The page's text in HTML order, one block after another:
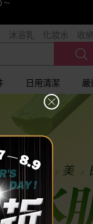
超划算
沐浴乳 化妝水 收
日用清潔 嚴